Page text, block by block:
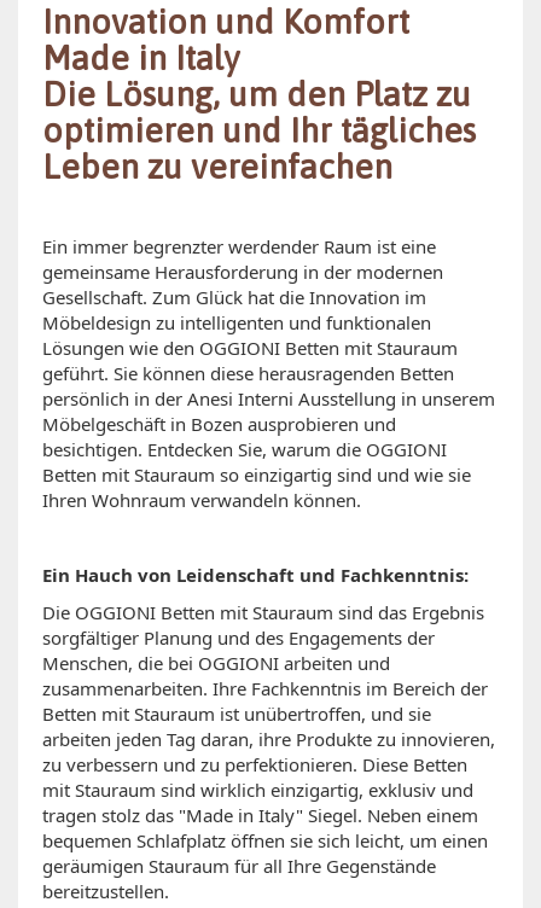
Innovation und Komfort
Made in Italy
Die Lösung, um den Platz zu
optimieren und Ihr tägliches
Leben zu vereinfachen
Ein immer begrenzter werdender Raum ist eine
gemeinsame Herausforderung in der modernen
Gesellschaft. Zum Glück hat die Innovation im
Möbeldesign zu intelligenten und funktionalen
Lösungen wie den OGGIONI Betten mit Stauraum
geführt. Sie können diese herausragenden Betten
persönlich in der Anesi Interni Ausstellung in unserem
Möbelgeschäft in Bozen ausprobieren und
besichtigen. Entdecken Sie, warum die OGGIONI
Betten mit Stauraum so einzigartig sind und wie sie
Ihren Wohnraum verwandeln können.
Ein Hauch von Leidenschaft und Fachkenntnis:
Die OGGIONI Betten mit Stauraum sind das Ergebnis
sorgfältiger Planung und des Engagements der
Menschen, die bei OGGIONI arbeiten und
zusammenarbeiten. Ihre Fachkenntnis im Bereich der
Betten mit Stauraum ist unübertroffen, und sie
arbeiten jeden Tag daran, ihre Produkte zu innovieren,
zu verbessern und zu perfektionieren. Diese Betten
mit Stauraum sind wirklich einzigartig, exklusiv und
tragen stolz das "Made in Italy" Siegel. Neben einem
bequemen Schlafplatz öffnen sie sich leicht, um einen
geräumigen Stauraum für all Ihre Gegenstände
bereitzustellen.